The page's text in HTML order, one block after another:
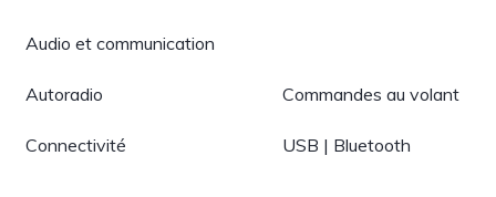
Audio et communication
Autoradio Commandes au volant
Connectivité USB | Bluetooth